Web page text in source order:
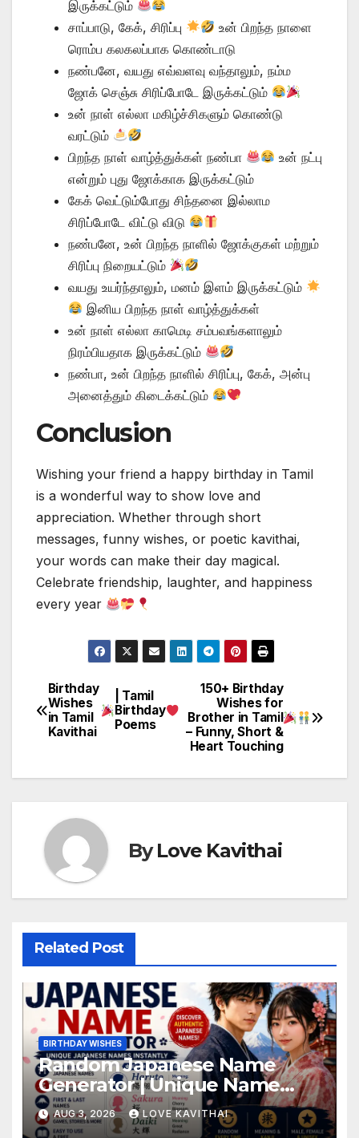
இருக்கட்டும்
சாப்பாடு, கேக், சிரிப்பு
உன் பிறந்த நாளை
ரொம்ப கலகலப்பாக கொண்டாடு
நண்பனே, வயது எவ்வளவு வந்தாலும், நம்ம
ஜோக் செஞ்சு சிரிப்போடே இருக்கட்டும்
உன் நாள் எல்லா மகிழ்ச்சிகளும் கொண்டு
வரட்டும்
பிறந்த நாள் வாழ்த்துக்கள் நண்பா
உன் நட்பு
என்றும் புது ஜோக்காக இருக்கட்டும்
கேக் வெட்டும்போது சிந்தனை இல்லாம
சிரிப்போடே விட்டு விடு
நண்பனே, உன் பிறந்த நாளில் ஜோக்குகள் மற்றும்
சிரிப்பு நிறையட்டும்
வயது உயர்ந்தாலும், மனம் இளம் இருக்கட்டும்
இனிய பிறந்த நாள் வாழ்த்துக்கள்
உன் நாள் எல்லா காமெடி சம்பவங்களாலும்
நிரம்பியதாக இருக்கட்டும்
நண்பா, உன் பிறந்த நாளில் சிரிப்பு, கேக், அன்பு
அனைத்தும் கிடைக்கட்டும்
Conclusion
Wishing your friend a happy birthday in Tamil
is a wonderful way to show love and
appreciation. Whether through short
messages, funny wishes, or poetic kavithai,
your words can make their day magical.
Celebrate friendship, laughter, and happiness
every year
Post
navigation
150+ Birthday
Wishes for
Brother in Tamil
– Funny, Short &
Heart Touching
Birthday
Wishes
in Tamil
Kavithai
| Tamil
Birthday
Poems
ByLove Kavithai
Related Post
BIRTHDAY WISHES
Random Japanese Name
Generator | Unique Name
Ideas Online
AUG 3, 2026 LOVE KAVITHAI